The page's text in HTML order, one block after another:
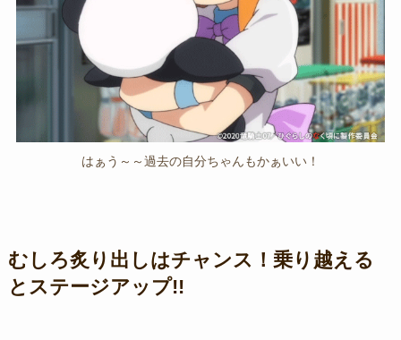
はぁう～～過去の自分ちゃんもかぁいい！
むしろ炙り出しはチャンス！乗り越える
とステージアップ!!